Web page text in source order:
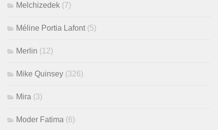
Melchizedek (7)
Méline Portia Lafont (5)
Merlin (12)
Mike Quinsey (326)
Mira (3)
Moder Fatima (6)